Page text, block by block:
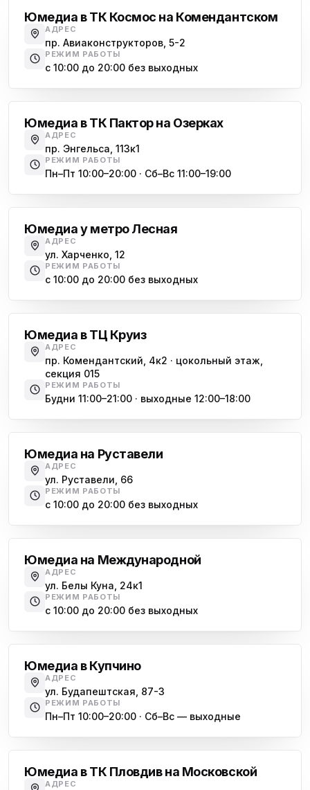
Юмедиа в ТК Космос на Комендантском
АДРЕС
пр. Авиаконструкторов, 5-2
РЕЖИМ РАБОТЫ
с 10:00 до 20:00 без выходных
Юмедиа в ТК Пактор на Озерках
АДРЕС
пр. Энгельса, 113к1
РЕЖИМ РАБОТЫ
Пн–Пт 10:00–20:00 · Сб–Вс 11:00–19:00
Юмедиа у метро Лесная
АДРЕС
ул. Харченко, 12
РЕЖИМ РАБОТЫ
с 10:00 до 20:00 без выходных
Юмедиа в ТЦ Круиз
АДРЕС
пр. Комендантский, 4к2 · цокольный этаж,
секция 015
РЕЖИМ РАБОТЫ
Будни 11:00–21:00 · выходные 12:00–18:00
Юмедиа на Руставели
АДРЕС
ул. Руставели, 66
РЕЖИМ РАБОТЫ
с 10:00 до 20:00 без выходных
Юмедиа на Международной
АДРЕС
ул. Белы Куна, 24к1
РЕЖИМ РАБОТЫ
с 10:00 до 20:00 без выходных
Юмедиа в Купчино
АДРЕС
ул. Будапештская, 87-3
РЕЖИМ РАБОТЫ
Пн–Пт 10:00–20:00 · Сб–Вс — выходные
Юмедиа в ТК Пловдив на Московской
АДРЕС